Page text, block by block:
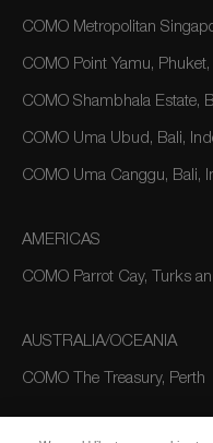
COMO Metropolitan
COMO Point Yamu,
COMO Shambhala Estate,
COMO Uma Ubud, Bali,
COMO Uma Canggu, Bali,
AMERICAS
COMO Parrot Cay, Turks
AUSTRALIA/OCEANIA
COMO The Treasury, Perth